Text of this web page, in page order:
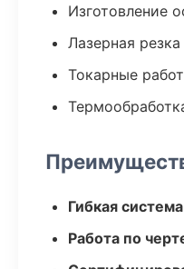
Изготовление
Лазерная резка
Токарные
Гибкая
Работа по